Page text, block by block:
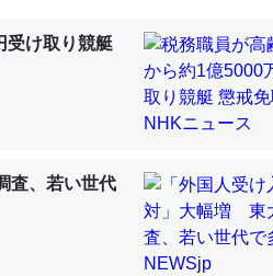
なぜ海にいないのか」に関する新仮説
受け取り競艇
査、若い世代